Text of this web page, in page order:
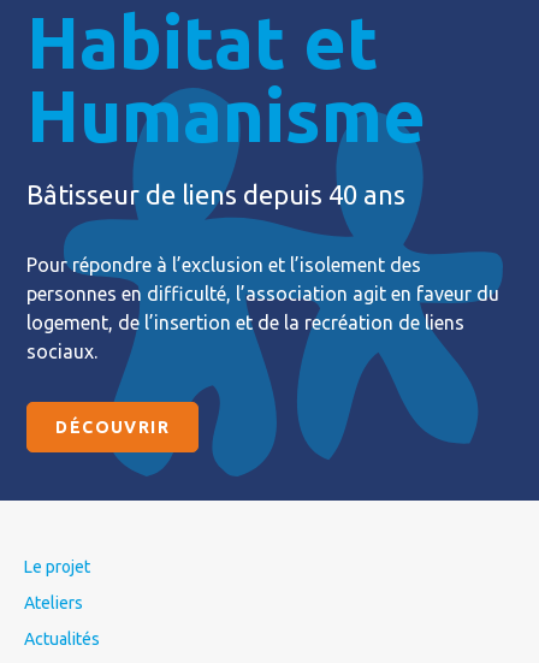
Habitat et
Humanisme
Bâtisseur de liens depuis 40 ans
Pour répondre à l’exclusion et l’isolement des
personnes en difficulté, l’association agit en faveur du
logement, de l’insertion et de la recréation de liens
sociaux.
DÉCOUVRIR
Le projet
Ateliers
Actualités